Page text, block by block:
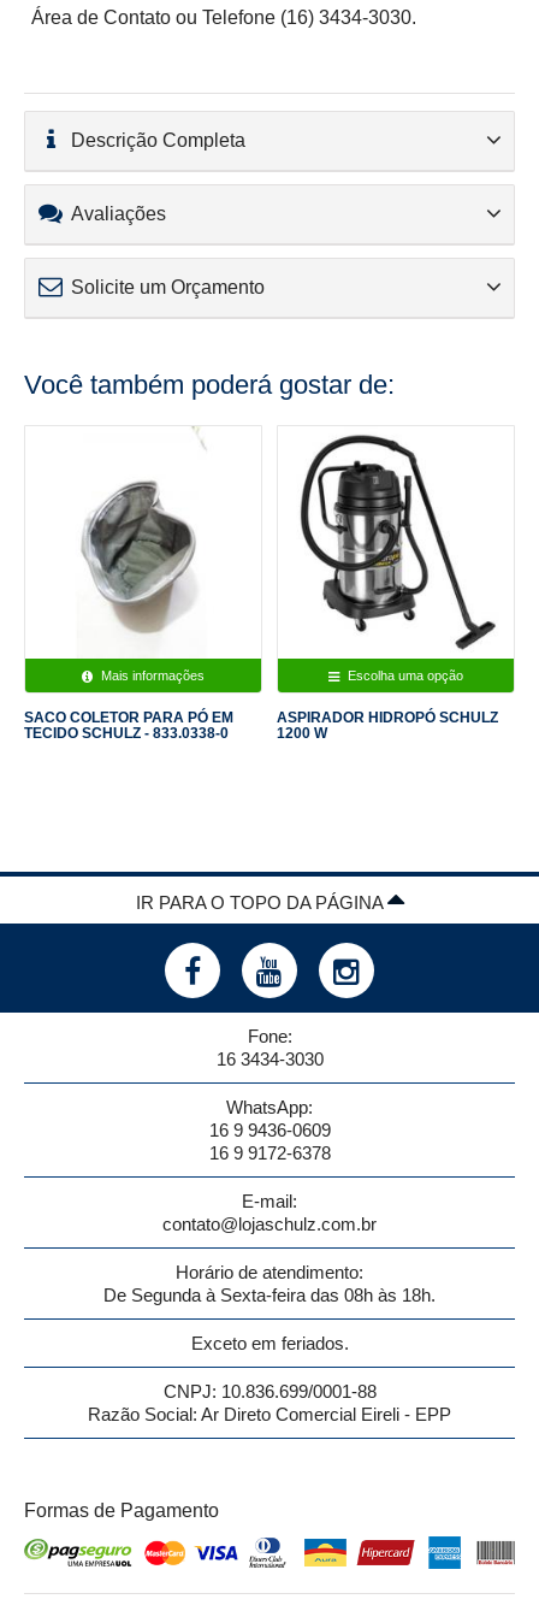
Área de Contato ou Telefone (16) 3434-3030.
Descrição Completa
Avaliações
Solicite um Orçamento
Você também poderá gostar de:
Mais informações
SACO COLETOR PARA PÓ EM
TECIDO SCHULZ - 833.0338-0
Escolha uma opção
ASPIRADOR HIDROPÓ SCHULZ
1200 W
IR PARA O TOPO DA PÁGINA
Fone:
16 3434-3030
WhatsApp:
16 9 9436-0609
16 9 9172-6378
E-mail:
contato@lojaschulz.com.br
Horário de atendimento:
De Segunda à Sexta-feira das 08h às 18h.
Exceto em feriados.
CNPJ: 10.836.699/0001-88
Razão Social: Ar Direto Comercial Eireli - EPP
Formas de Pagamento